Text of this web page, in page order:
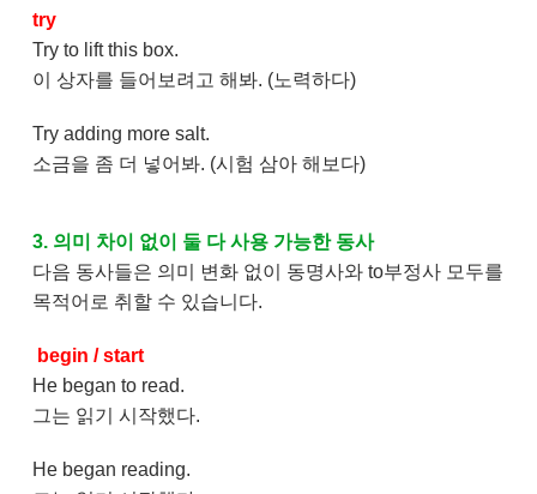
try
Try to lift this box.
이 상자를 들어보려고 해봐. (노력하다)
Try adding more salt.
소금을 좀 더 넣어봐. (시험 삼아 해보다)
3. 의미 차이 없이 둘 다 사용 가능한 동사
다음 동사들은 의미 변화 없이 동명사와 to부정사 모두를
목적어로 취할 수 있습니다.
begin / start
He began to read.
그는 읽기 시작했다.
He began reading.